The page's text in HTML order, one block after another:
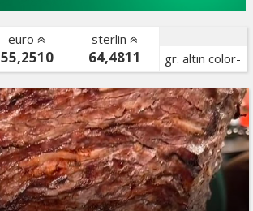
euro
55,2510
sterlin
64,4811
gr. altın color-